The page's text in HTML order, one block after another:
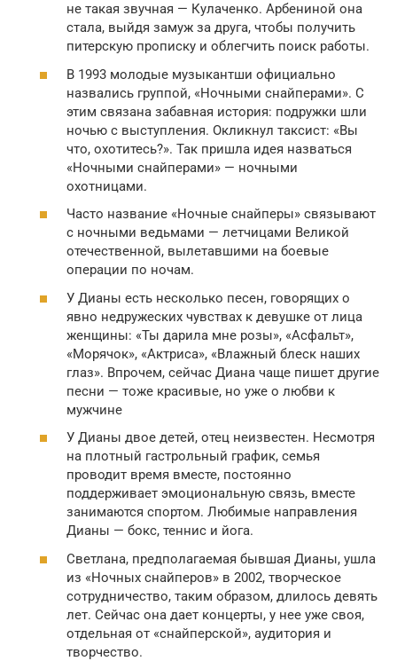
не такая звучная — Кулаченко. Арбениной она
стала, выйдя замуж за друга, чтобы получить
питерскую прописку и облегчить поиск работы.
В 1993 молодые музыкантши официально
назвались группой, «Ночными снайперами». С
этим связана забавная история: подружки шли
ночью с выступления. Окликнул таксист: «Вы
что, охотитесь?». Так пришла идея назваться
«Ночными снайперами» — ночными
охотницами.
Часто название «Ночные снайперы» связывают
с ночными ведьмами — летчицами Великой
отечественной, вылетавшими на боевые
операции по ночам.
У Дианы есть несколько песен, говорящих о
явно недружеских чувствах к девушке от лица
женщины: «Ты дарила мне розы», «Асфальт»,
«Морячок», «Актриса», «Влажный блеск наших
глаз». Впрочем, сейчас Диана чаще пишет другие
песни — тоже красивые, но уже о любви к
мужчине
У Дианы двое детей, отец неизвестен. Несмотря
на плотный гастрольный график, семья
проводит время вместе, постоянно
поддерживает эмоциональную связь, вместе
занимаются спортом. Любимые направления
Дианы — бокс, теннис и йога.
Светлана, предполагаемая бывшая Дианы, ушла
из «Ночных снайперов» в 2002, творческое
сотрудничество, таким образом, длилось девять
лет. Сейчас она дает концерты, у нее уже своя,
отдельная от «снайперской», аудитория и
творчество.